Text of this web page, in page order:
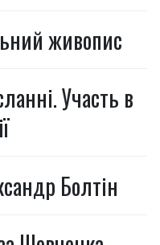
живопис
Участь в
Болтін